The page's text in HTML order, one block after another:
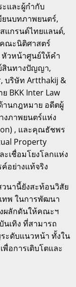
และผู้กํากับ
นบทภาพยนตร์,
แกรนด์ไทยแลนด์,
ณะนิติศาสตร์
วหน้าศูนย์ให้คำ
สินทางปัญญา,
บริษัท Artthakij &
BKK Inter Law
านกฎหมาย อดีตผู้
งภาพยนตร์แห่ง
, และคุณธัชพร
Property
ะเชื่อมโยงโลกแห่ง
อย่างแท้จริง
วนานี้ยังสะท้อนวิสัย
ทพ ในการพัฒนา
ผลักดันให้คณะฯ
เทิง ที่สามารถ
ะดับแนวหน้า ทั้งใน
อการเติบโตและ